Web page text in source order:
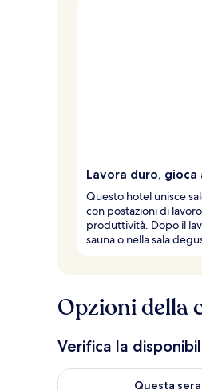
Lavora duro,
Questo hotel unisce
con postazioni di
produttività. Dopo il
sauna o nella sala
Opzioni della
Verifica la
Questa sera
Verifica la disponibilità